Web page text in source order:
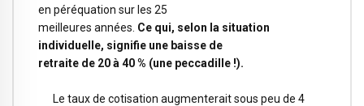
en péréquation sur les 25
meilleures années. Ce qui, selon la situation
individuelle, signifie une baisse de
retraite de 20 à 40 % (une peccadille !).
Le taux de cotisation augmenterait sous peu de 4